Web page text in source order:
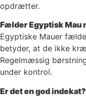
opdrætter.
Fælder Egyptisk Mau
Egyptiske Mauer
betyder, at de ikke
Regelmæssig
under kontrol.
Er det en god indekat?